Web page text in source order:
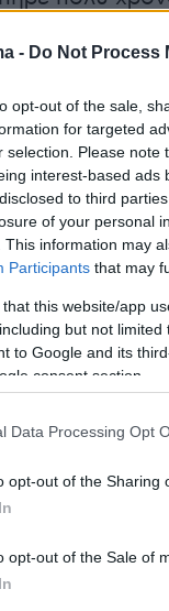
- Do Not Process
opt-out of the sale,
for targeted
selection. Please
interest-based ads
to third
of your personal
This information may
Participants that may
that this website/app
but not
to Google and its
consent section.
Data Processing Opt
opt-out of the Sharing
opt-out of the Sale of
μαζί του
του»,
το πρώτο
ελληνικές
- Η
η